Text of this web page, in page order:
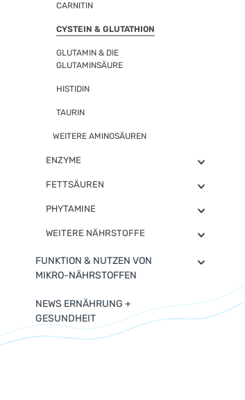
CARNITIN
CYSTEIN & GLUTATHION
GLUTAMIN & DIE
GLUTAMINSÄURE
HISTIDIN
TAURIN
WEITERE AMINOSÄUREN
ENZYME
FETTSÄUREN
PHYTAMINE
WEITERE NÄHRSTOFFE
FUNKTION & NUTZEN VON
MIKRO-NÄHRSTOFFEN
NEWS ERNÄHRUNG +
GESUNDHEIT